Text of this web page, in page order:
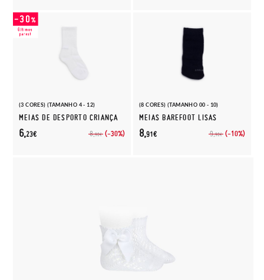
(3 CORES) (TAMANHO 4 - 12)
MEIAS DE DESPORTO CRIANÇA
8,90€ (-30%)
6,23€
(8 CORES) (TAMANHO 00 - 10)
MEIAS BAREFOOT LISAS
9,90€ (-10%)
8,91€